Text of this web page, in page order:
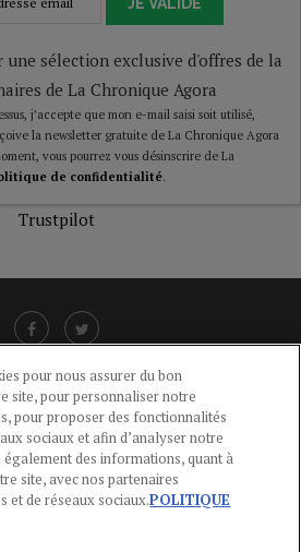
une sélection exclusive d'offres de la
de La Chronique Agora
j’accepte que mon e-mail saisi soit utilisé,
la newsletter gratuite de La Chronique Agora
vous pourrez vous désinscrire de La
de confidentialité.
Trustpilot
LIENS UTILES
-POLITIQUE DES COOKIES
LÉGALES -AIDE
CONTACT
pour nous assurer du bon
site, pour personnaliser notre
pour proposer des fonctionnalités
sociaux et afin d’analyser notre
des informations, quant à
site, avec nos partenaires
et de réseaux sociaux.POLITIQUE